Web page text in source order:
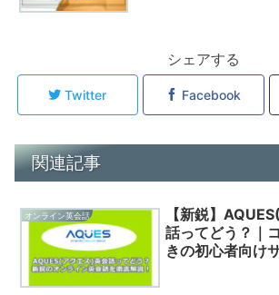
シェアする
Twitter Facebook
関連記事
オンライン英会話
【新鋭】
話ってどう？｜
きの初心者向け